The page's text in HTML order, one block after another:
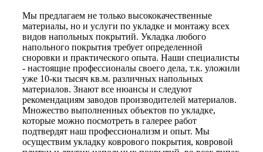
Мы предлагаем не только высококачественные
материалы, но и услуги по укладке и монтажу всех
видов напольных покрытий. Укладка любого
напольного покрытия требует определенной
сноровки и практического опыта. Наши специалисты
- настоящие профессионалы своего дела, т.к. уложили
уже 10-ки тысяч кв.м. различных напольных
материалов. Знают все нюансы и следуют
рекомендациям заводов производителей материалов.
Множество выполненных объектов по укладке,
которые можно посмотреть в галерее работ
подтвердят наш профессионализм и опыт. Мы
осуществим укладку коврового покрытия, ковровой